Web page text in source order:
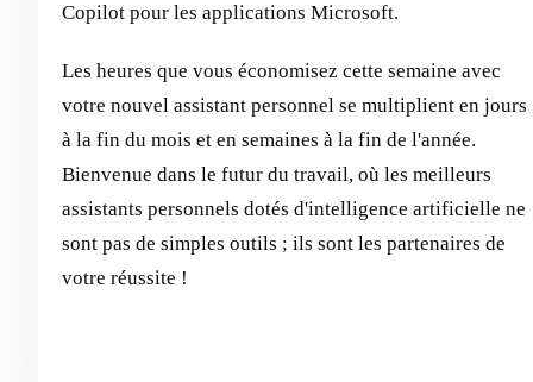
Copilot pour les applications Microsoft.
Les heures que vous économisez cette semaine avec
votre nouvel assistant personnel se multiplient en jours
à la fin du mois et en semaines à la fin de l'année.
Bienvenue dans le futur du travail, où les meilleurs
assistants personnels dotés d'intelligence artificielle ne
sont pas de simples outils ; ils sont les partenaires de
votre réussite !